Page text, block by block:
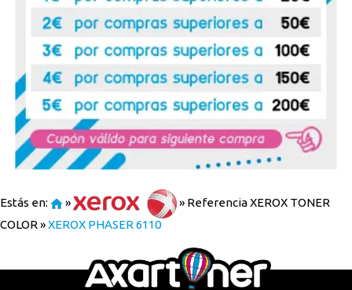
Estás en: » » Referencia XEROX TONER
COLOR »XEROX PHASER 6110